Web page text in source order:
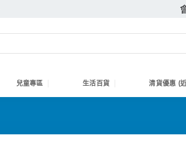
兒童專區 生活百貨 清貨優惠 (